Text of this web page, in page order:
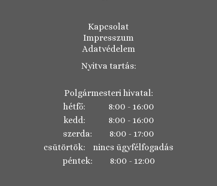
Kapcsolat
Impresszum
Adatvédelem
Nyitva tartás:
Polgármesteri hivatal:
hétfő: 8:00 - 16:00
kedd: 8:00 - 16:00
szerda: 8:00 - 17:00
csütörtök: nincs ügyfélfogadás
péntek: 8:00 - 12:00